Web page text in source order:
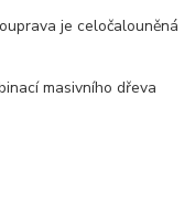
je celočalouněná
masivního dřeva